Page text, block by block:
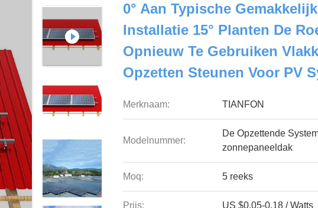
0° Aan Typische
Installatie 15° Planten De
Opnieuw Te Gebruiken
Opzetten Steunen Voor PV
Merknaam: TIANFON
Modelnummer:
De Opzettende
zonnepaneeldak
Moq: 5 reeks
Prijs: US $0.05-0.18 / Watts